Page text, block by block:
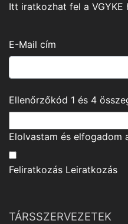
Itt iratkozhat fel a VGYKE
E-Mail cím
Ellenőrzőkód 1 és 4
Elolvastam és elfogadom
Feliratkozás Leiratkozás
TÁRSSZERVEZETEK